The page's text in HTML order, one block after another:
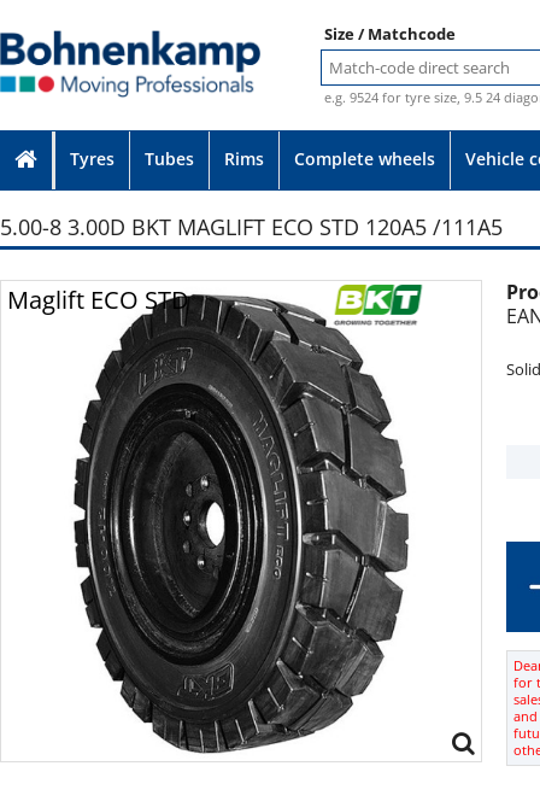
Size / Matchcode
e.g. 9524 for tyre size, 9.5 24
Tyres Tubes Rims Complete wheels Vehicle
5.00-8 3.00D BKT MAGLIFT ECO STD 120A5 /111A5
Maglift ECO STD Photo provided without guarantee
for